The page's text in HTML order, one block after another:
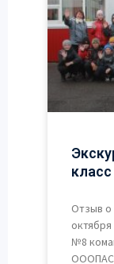
класс
Отзыв о
№8